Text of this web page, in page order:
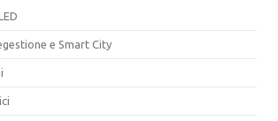
e Smart City